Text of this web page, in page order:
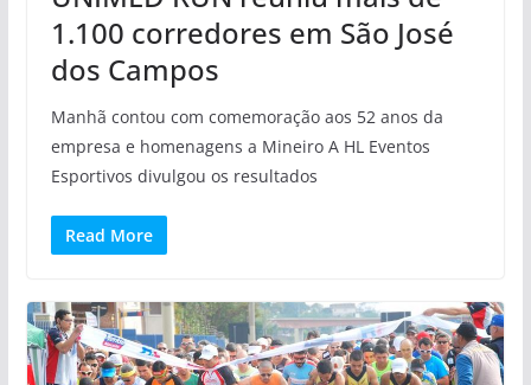
1.100 corredores em São José
dos Campos
Manhã contou com comemoração aos 52 anos da
empresa e homenagens a Mineiro A HL Eventos
Esportivos divulgou os resultados
Read More